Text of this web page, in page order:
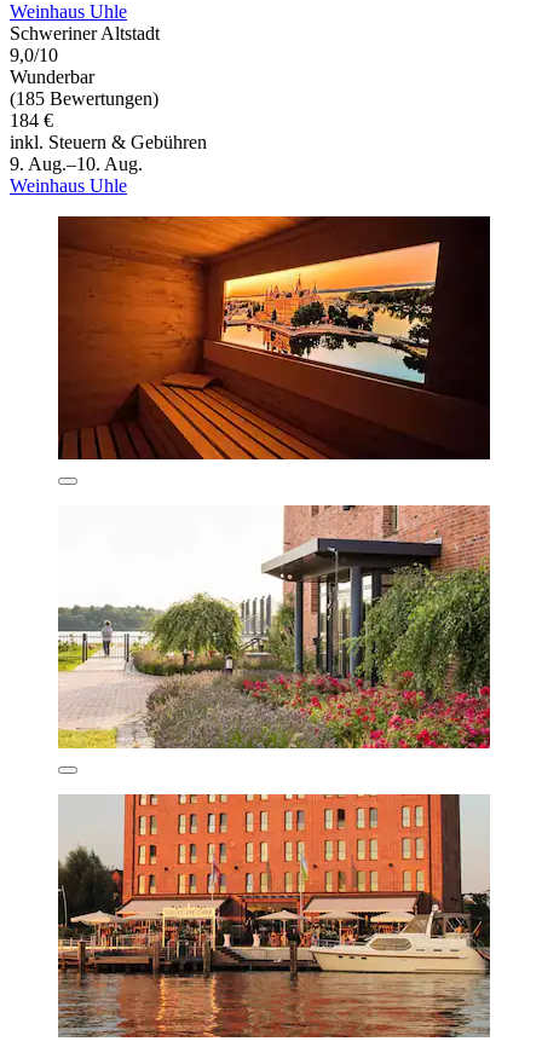
Weinhaus Uhle
Schweriner Altstadt
9,0/10
Wunderbar
(185 Bewertungen)
184 €
inkl. Steuern & Gebühren
9. Aug.–10. Aug.
Weinhaus Uhle